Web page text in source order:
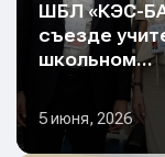
ШБЛ «КЭС-
съезде
школьном…
5 июня, 2026